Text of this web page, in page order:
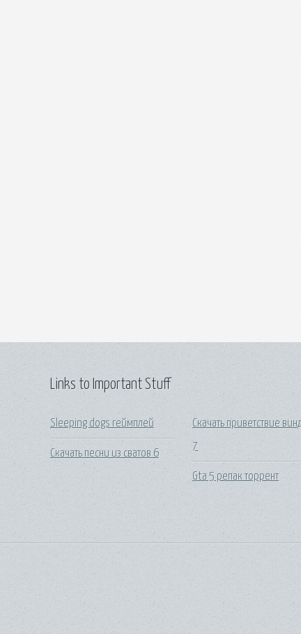
Links to Important Stuff
Sleeping dogs геймплей
Скачать песни из сватов 6
Скачать приветствие
7
Gta 5 репак торрент